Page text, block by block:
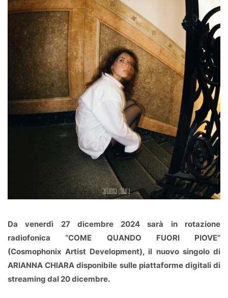
Da venerdì 27 dicembre 2024 sarà in rotazione
radiofonica “COME QUANDO FUORI PIOVE”
(Cosmophonix Artist Development), il nuovo singolo di
ARIANNA CHIARA disponibile sulle piattaforme digitali di
streaming dal 20 dicembre.